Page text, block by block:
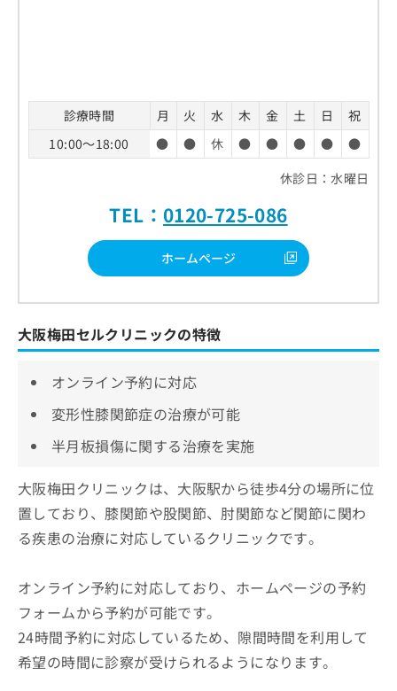
診療時間 月 火 水 木 金 土 日
祝
10:00～18:00
● ● 休 ● ● ● ●
●
休診日：水曜日
TEL： 0120-725-086
ホームページ
大阪梅田セルクリニックの特徴
オンライン予約に対応
変形性膝関節症の治療が可能
半月板損傷に関する治療を実施
大阪梅田クリニックは、大阪駅から徒歩4分の場所に位
置しており、膝関節や股関節、肘関節など関節に関わ
る疾患の治療に対応しているクリニックです。
オンライン予約に対応しており、ホームページの予約
フォームから予約が可能です。
24時間予約に対応しているため、隙間時間を利用して
希望の時間に診察が受けられるようになります。